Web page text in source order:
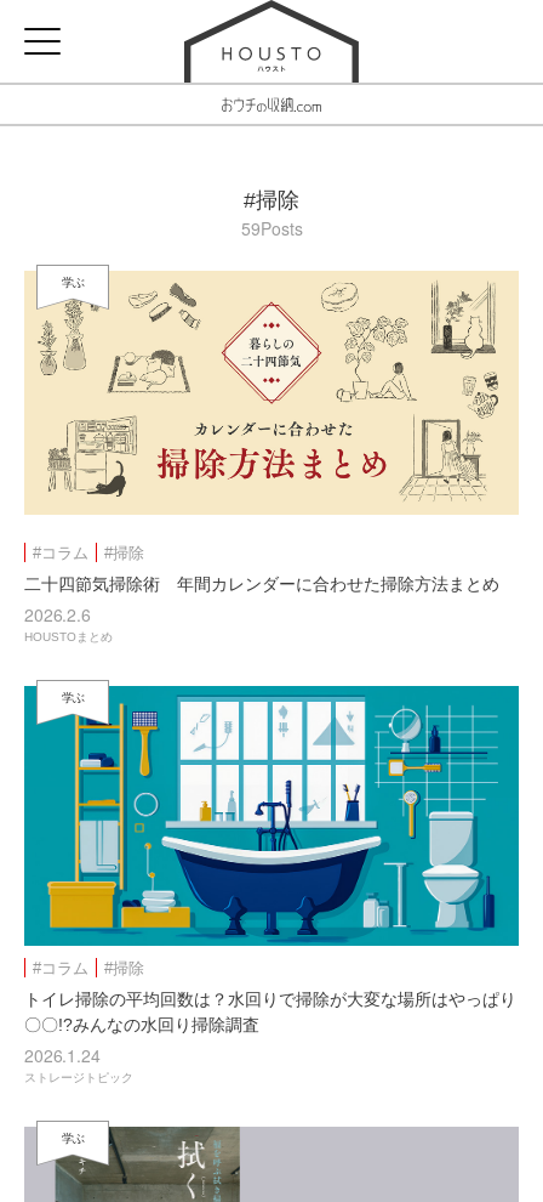
#掃除
59Posts
学ぶ
#コラム #掃除
二十四節気掃除術 年間カレンダーに合わせた掃除方法まとめ
2026.2.6
HOUSTOまとめ
学ぶ
#コラム #掃除
トイレ掃除の平均回数は？水回りで掃除が大変な場所はやっぱり
〇〇!?みんなの水回り掃除調査
2026.1.24
ストレージトピック
学ぶ